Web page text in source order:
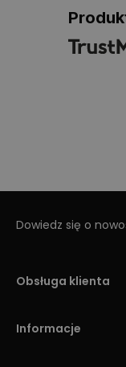
Dowiedz się o
Obsługa klienta
Informacje